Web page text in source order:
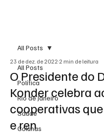
All Posts
Política
Rio de Janeiro
Saúde
Colunas
All Posts
O Presidente do
Konder celebra
cooperativas
e ren
23 de dez. de 2022 2 min de leitura